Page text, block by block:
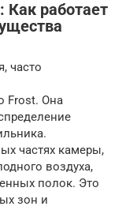
Как работает
часто
Frost. Она
частях камеры,
воздуха,
полок. Это
зон и